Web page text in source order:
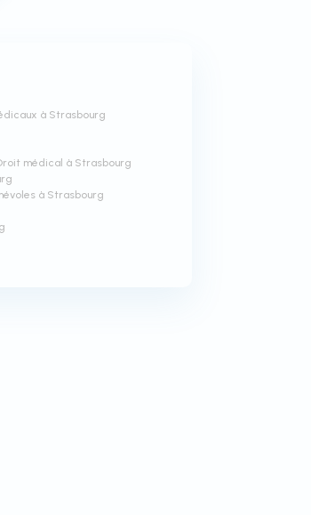
à Strasbourg
médical à Strasbourg
à Strasbourg